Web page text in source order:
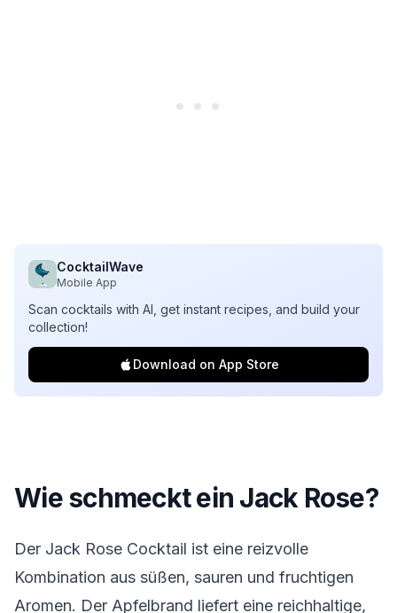
CocktailWave
Mobile App
Scan cocktails with AI, get instant recipes, and build your
collection!
Download on App Store
Wie schmeckt ein Jack Rose?
Der Jack Rose Cocktail ist eine reizvolle
Kombination aus süßen, sauren und fruchtigen
Aromen. Der Apfelbrand liefert eine reichhaltige,